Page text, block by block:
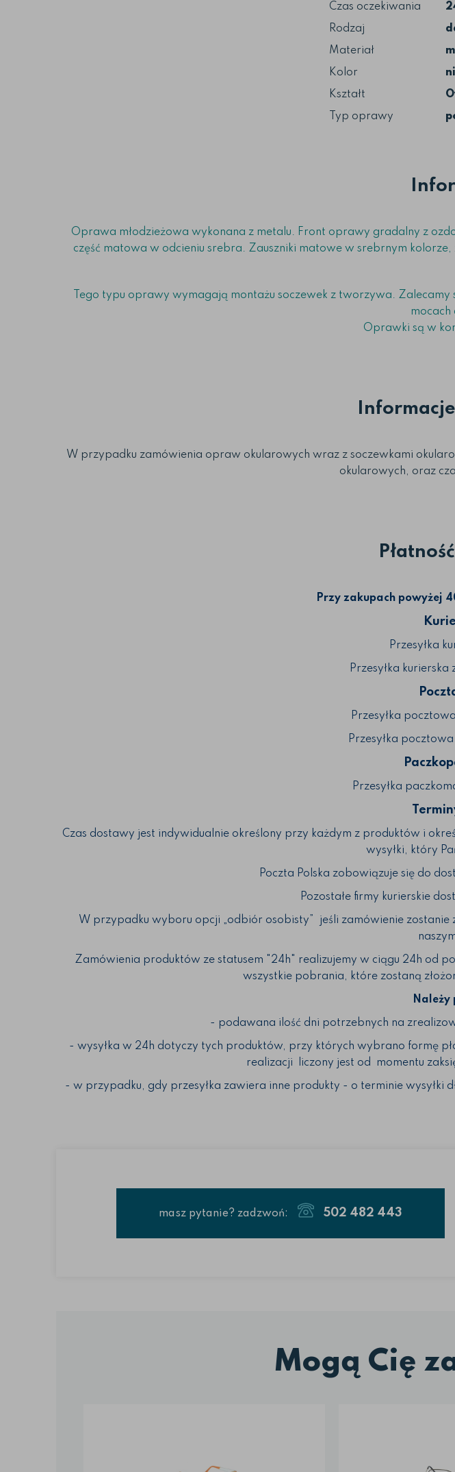
Czas oczekiwania
Rodzaj
Materiał
Kolor
Kształt
Typ oprawy
Oprawa młodzieżowa wykonana z metalu. Front oprawy gradalny z
część matowa w odcieniu srebra. Zauszniki matowe w srebrnym
Tego typu oprawy wymagają montażu soczewek z tworzywa. Zalecamy
mocach
Oprawki są w
W przypadku zamówienia opraw okularowych wraz z soczewkami
okularowych, oraz
Przy zakupach powyżej
Przesyłka
Przesyłka
Przesyłka
Przesyłka
Przesyłka
Czas dostawy jest indywidualnie określony przy każdym z produktów i
wysyłki, który
Poczta Polska zobowiązuje się do
Pozostałe firmy kurierskie
W przypadku wyboru opcji „odbiór osobisty” jeśli zamówienie
Zamówienia produktów ze statusem "24h" realizujemy w ciągu 24h od
wszystkie pobrania, które zostaną
Należy
- podawana ilość dni potrzebnych na
- wysyłka w 24h dotyczy tych produktów, przy których wybrano formę
realizacji liczony jest od momentu
- w przypadku, gdy przesyłka zawiera inne produkty - o terminie wysyłki
masz pytanie? zadzwoń: 502 482 443
Mogą Cię